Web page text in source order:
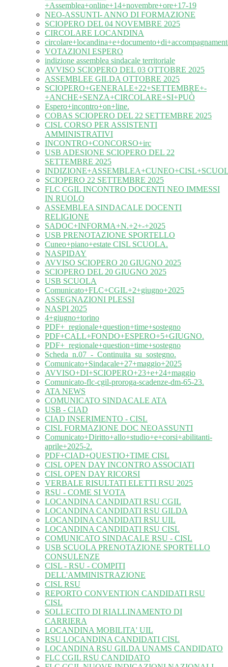
+Assemblea+online+14+novembre+ore+17-19
NEO-ASSUNTI- ANNO DI FORMAZIONE
SCIOPERO DEL 04 NOVEMBRE 2025
CIRCOLARE LOCANDINA
VOTAZIONI ESPERO
indizione assemblea sindacale territoriale
AVVISO SCIOPERO DEL 03 OTTOBRE 2025
ASSEMBLEE GILDA OTTOBRE 2025
SCIOPERO+GENERALE+22+SETTEMBRE+-
+ANCHE+SENZA+CIRCOLARE+SI+PUÒ
Espero+incontro+on+line.
COBAS SCIOPERO DEL 22 SETTEMBRE 2025
CISL CORSO PER ASSISTENTI
AMMINISTRATIVI
INCONTRO+CONCORSO+irc
USB ADESIONE SCIOPERO DEL 22
SETTEMBRE 2025
SCIOPERO 22 SETTEMBRE 2025
FLC CGIL INCONTRO DOCENTI NEO IMMESSI
IN RUOLO
ASSEMBLEA SINDACALE DOCENTI
RELIGIONE
SADOC+INFORMA+N.+2+-+2025
USB PRENOTAZIONE SPORTELLO
Cuneo+piano+estate CISL SCUOLA.
NASPIDAY
AVVISO SCIOPERO 20 GIUGNO 2025
SCIOPERO DEL 20 GIUGNO 2025
USB SCUOLA
Comunicato+FLC+CGIL+2+giugno+2025
ASSEGNAZIONI PLESSI
NASPI 2025
4+giugno+torino
PDF+_regionale+question+time+sostegno
PDF+CALL+FONDO+ESPERO+5+GIUGNO.
PDF+_regionale+question+time+sostegno
Scheda_n.07_-_Continuita_su_sostegno.
Comunicato+Sindacale+27+maggio+2025
AVVISO+DI+SCIOPERO+23+e+24+maggio
Comunicato-flc-cgil-proroga-scadenze-dm-65-23.
ATA NEWS
COMUNICATO SINDACALE ATA
USB - CIAD
CIAD INSERIMENTO - CISL
CISL FORMAZIONE DOC NEOASSUNTI
Comunicato+Diritto+allo+studio+e+corsi+abilitanti-
aprile+2025-2.
PDF+CIAD+QUESTIO+TIME CISL
CISL OPEN DAY INCONTRO ASSOCIATI
CISL OPEN DAY RICORSI
VERBALE RISULTATI ELETTI RSU 2025
RSU - COME SI VOTA
LOCANDINA CANDIDATI RSU CGIL
LOCANDINA CANDIDATI RSU GILDA
LOCANDINA CANDIDATI RSU UIL
LOCANDINA CANDIDATI RSU CISL
COMUNICATO SINDACALE RSU - CISL
USB SCUOLA PRENOTAZIONE SPORTELLO
CONSULENZE
CISL - RSU - COMPITI
DELL'AMMINISTRAZIONE
CISL RSU
REPORTO CONVENTION CANDIDATI RSU
CISL
SOLLECITO DI RIALLINAMENTO DI
CARRIERA
LOCANDINA MOBILITA' UIL
RSU LOCANDINA CANDIDATI CISL
LOCANDINA RSU GILDA UNAMS CANDIDATO
FLC CGIL RSU CANDIDATO